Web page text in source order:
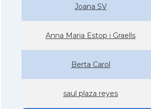
Joana SV
Anna Maria Estop i Graells
Berta Carol
saul plaza reyes